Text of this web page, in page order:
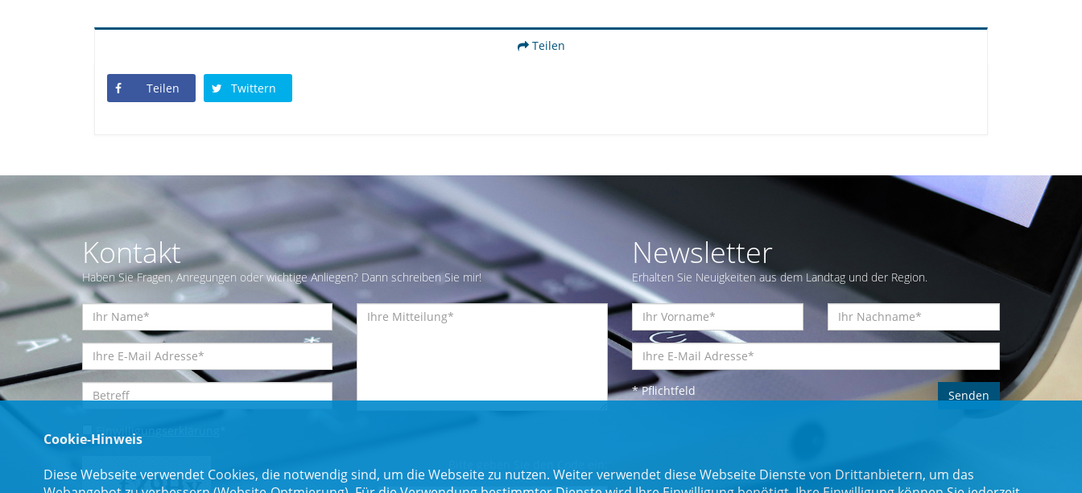
Teilen
Teilen Twittern
Kontakt
Haben Sie Fragen, Anregungen oder wichtige Anliegen? Dann schreiben Sie mir!
Einwilligungserklärung
Newsletter
Erhalten Sie Neuigkeiten aus dem Landtag und der Region.
* Pflichtfeld
Cookie-Hinweis
Diese Webseite verwendet Cookies, die notwendig sind, um die Webseite zu nutzen. Weiter verwendet diese Webseite Dienste von Drittanbietern, um das